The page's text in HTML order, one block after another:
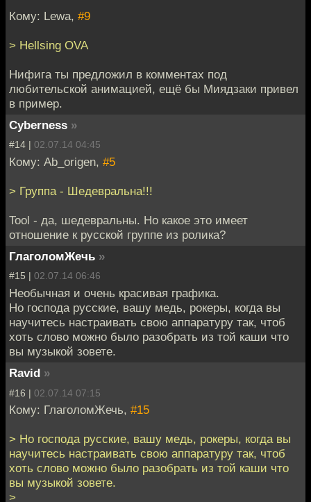
Кому: Lewa, #9
> Hellsing OVA
Нифига ты предложил в комментах под
любительской анимацией, ещё бы Миядзаки привел
в пример.
Cyberness »
#14 | 02.07.14 04:45
Кому: Ab_origen, #5
> Группа - Шедевральна!!!
Tool - да, шедевральны. Но какое это имеет
отношение к русской группе из ролика?
ГлаголомЖечь »
#15 | 02.07.14 06:46
Необычная и очень красивая графика.
Но господа русские, вашу медь, рокеры, когда вы
научитесь настраивать свою аппаратуру так, чтоб
хоть слово можно было разобрать из той каши что
вы музыкой зовете.
Ravid »
#16 | 02.07.14 07:15
Кому: ГлаголомЖечь, #15
> Но господа русские, вашу медь, рокеры, когда вы
научитесь настраивать свою аппаратуру так, чтоб
хоть слово можно было разобрать из той каши что
вы музыкой зовете.
>